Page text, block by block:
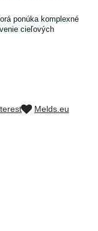
ponúka komplexné
cieľových
Melds.eu